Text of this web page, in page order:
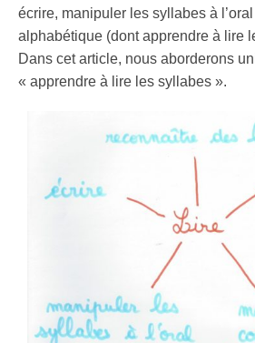
écrire, manipuler les syllabes à
alphabétique (dont apprendre à lire
Dans cet article, nous aborderons
« apprendre à lire les syllabes ».